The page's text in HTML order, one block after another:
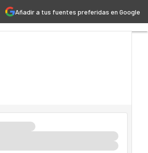
Añadir a tus fuentes preferidas en Google